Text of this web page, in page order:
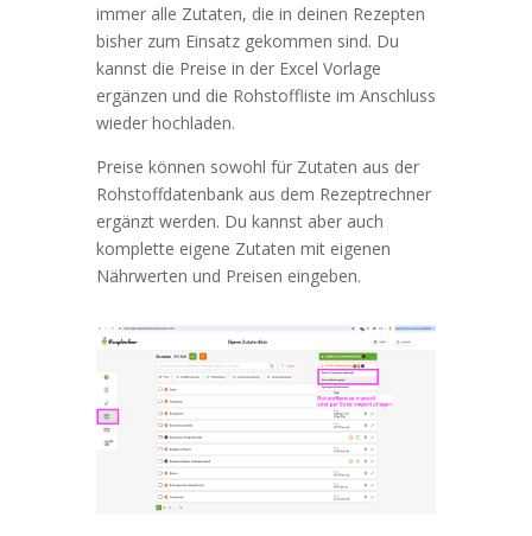
immer alle Zutaten, die in deinen Rezepten
bisher zum Einsatz gekommen sind. Du
kannst die Preise in der Excel Vorlage
ergänzen und die Rohstoffliste im Anschluss
wieder hochladen.
Preise können sowohl für Zutaten aus der
Rohstoffdatenbank aus dem Rezeptrechner
ergänzt werden. Du kannst aber auch
komplette eigene Zutaten mit eigenen
Nährwerten und Preisen eingeben.